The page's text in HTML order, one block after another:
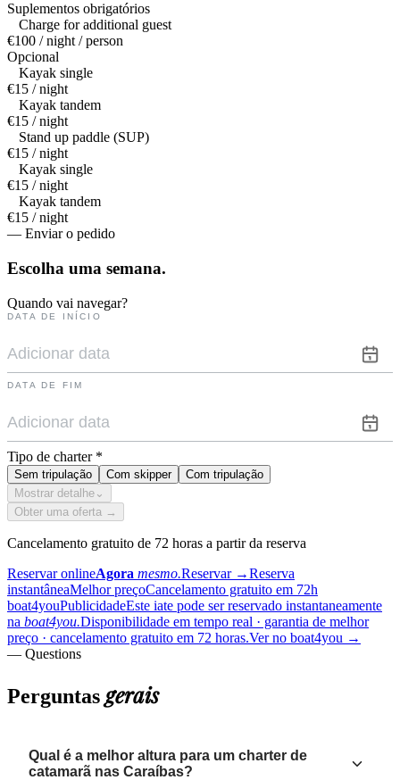
Suplementos obrigatórios
Charge for additional guest
€100 / night / person
Opcional
Kayak single
€15 / night
Kayak tandem
€15 / night
Stand up paddle (SUP)
€15 / night
Kayak single
€15 / night
Kayak tandem
€15 / night
— Enviar o pedido
Escolha uma semana.
Quando vai navegar?
DATA DE INÍCIO
DATA DE FIM
Tipo de charter *
Sem tripulação Com skipper
Com tripulação
Mostrar detalhe ⌄
Obter uma oferta →
Cancelamento gratuito de 72 horas a partir da reserva
Reservar onlineAgora mesmo.Reservar →Reserva
instantâneaMelhor preçoCancelamento gratuito em 72h
boat4youPublicidadeEste iate pode ser reservado instantaneamente
na boat4you.Disponibilidade em tempo real · garantia de melhor
preço · cancelamento gratuito em 72 horas.Ver no boat4you →
— Questions
Perguntas gerais
Qual é a melhor altura para um charter de
catamarã nas Caraíbas?